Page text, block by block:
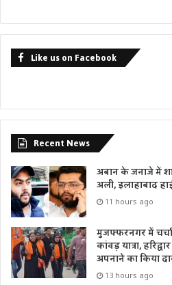
Like us on Facebook
Recent News
अबान के जनाजे में
अली, इलाहाबाद
11 hours ago
मुजफ्फरनगर में
कांवड़ यात्रा,
अपनाने का किया
13 hours ago